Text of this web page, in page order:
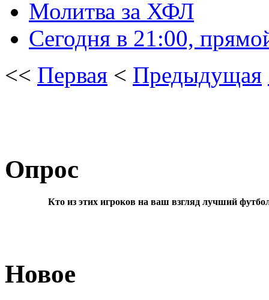
Молитва за ХФЛ
Сегодня в 21:00,
<< Первая < Предыдущая
Опрос
Кто из этих игроков на ваш взгляд лучший
Новое